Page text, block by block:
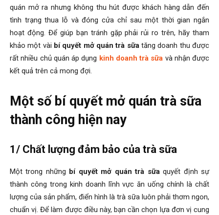
quán mở ra nhưng không thu hút được khách hàng dẫn đến
tình trạng thua lỗ và đóng cửa chỉ sau một thời gian ngắn
hoạt động. Để giúp bạn tránh gặp phải rủi ro trên, hãy tham
khảo một vài bí quyết mở quán trà sữatăng doanh thu được
rất nhiều chủ quán áp dụng kinh doanh trà sữa và nhận được
kết quả trên cả mong đợi.
Một số bí quyết mở quán trà sữa
thành công hiện nay
1/ Chất lượng đảm bảo của trà sữa
Một trong những bí quyết mở quán trà sữaquyết định sự
thành công trong kinh doanh lĩnh vực ăn uống chính là chất
lượng của sản phẩm, điển hình là trà sữa luôn phải thơm ngon,
chuẩn vị. Để làm được điều này, bạn cần chọn lựa đơn vị cung